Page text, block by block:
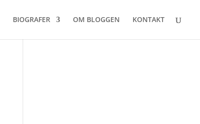
BIOGRAFER OM BLOGGEN KONTAKT